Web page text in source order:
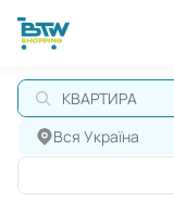
КВАРТИРА
Вся Україна